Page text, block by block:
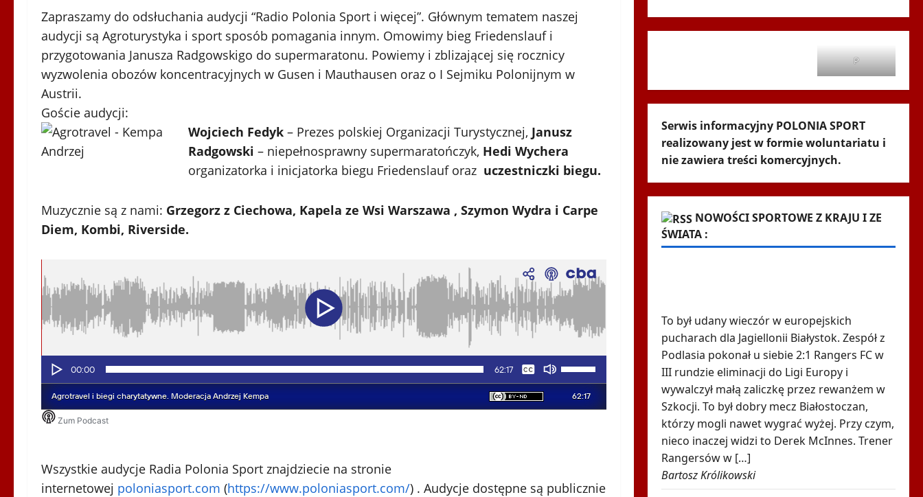
Zapraszamy do odsłuchania audycji “Radio Polonia Sport i więcej”. Głównym tematem naszej
audycji są Agroturystyka i sport sposób pomagania innym. Omowimy bieg Friedenslauf i
przygotowania Janusza Radgowskigo do supermaratonu. Powiemy i zblizającej się rocznicy
wyzwolenia obozów koncentracyjnych w Gusen i Mauthausen oraz o I Sejmiku Polonijnym w
Austrii.
Goście audycji:
Wojciech Fedyk – Prezes polskiej Organizacji Turystycznej, Janusz
Radgowski – niepełnosprawny supermaratończyk, Hedi Wychera
organizatorka i inicjatorka biegu Friedenslauf oraz uczestniczki biegu.
Muzycznie są z nami: Grzegorz z Ciechowa, Kapela ze Wsi Warszawa , Szymon Wydra i Carpe
Diem, Kombi, Riverside.
Wszystkie audycje Radia Polonia Sport znajdziecie na stronie
internetowej poloniasport.com (https://www.poloniasport.com/) . Audycje dostępne są publicznie
P
Serwis informacyjny POLONIA SPORT
realizowany jest w formie woluntariatu i
nie zawiera treści komercyjnych.
NOWOŚCI SPORTOWE Z KRAJU I ZE
ŚWIATA :
To był udany wieczór w europejskich
pucharach dla Jagiellonii Białystok. Zespół z
Podlasia pokonał u siebie 2:1 Rangers FC w
III rundzie eliminacji do Ligi Europy i
wywalczył małą zaliczkę przez rewanżem w
Szkocji. To był dobry mecz Białostoczan,
którzy mogli nawet wygrać wyżej. Przy czym,
nieco inaczej widzi to Derek McInnes. Trener
Rangersów w […]
Bartosz Królikowski